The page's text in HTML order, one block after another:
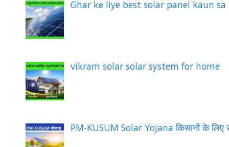
Ghar ke liye best solar panel kaun sa
vikram solar solar system for home
PM-KUSUM Solar Yojana किसानों के लिए